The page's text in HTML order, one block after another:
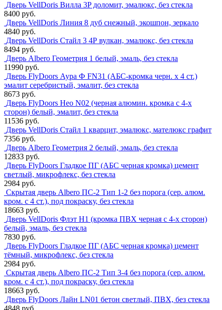
Дверь VellDoris Вилла 3P доломит, эмалюкс, без стекла
8400 руб.
Дверь VellDoris Линия 8 дуб снежный, экошпон, зеркало
4840 руб.
Дверь VellDoris Стайл 3 4Р вулкан, эмалюкс, без стекла
8494 руб.
Дверь Albero Геометрия 1 белый, эмаль, без стекла
11990 руб.
Дверь FlyDoors Аура Ф FN31 (АБС-кромка черн. х 4 ст.)
эмалит серебристый, эмалит, без стекла
8673 руб.
Дверь FlyDoors Нео N02 (черная алюмин. кромка с 4-х
сторон) белый, эмалит, без стекла
11536 руб.
Дверь VellDoris Стайл 1 кварцит, эмалюкс, мателюкс графит
7356 руб.
Дверь Albero Геометрия 2 белый, эмаль, без стекла
12833 руб.
Дверь FlyDoors Гладкое ПГ (АБС черная кромка) цемент
светлый, микрофлекс, без стекла
2984 руб.
Скрытая дверь Albero ПС-2 Тип 1-2 без порога (сер. алюм.
кром. с 4 ст.), под покраску, без стекла
18663 руб.
Дверь VellDoris Флэт H1 (кромка ПВХ черная с 4-х сторон)
белый, эмаль, без стекла
7830 руб.
Дверь FlyDoors Гладкое ПГ (АБС черная кромка) цемент
тёмный, микрофлекс, без стекла
2984 руб.
Скрытая дверь Albero ПС-2 Тип 3-4 без порога (сер. алюм.
кром. с 4 ст.), под покраску, без стекла
18663 руб.
Дверь FlyDoors Лайн LN01 бетон светлый, ПВХ, без стекла